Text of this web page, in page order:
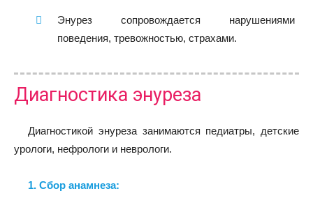
Энурез сопровождается нарушениями
поведения, тревожностью, страхами.
Диагностика энуреза
Диагностикой энуреза занимаются педиатры, детские
урологи, нефрологи и неврологи.
1. Сбор анамнеза: